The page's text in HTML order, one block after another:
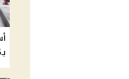
بـ20.75 جنيه والسولار بـ20.50 جنيه